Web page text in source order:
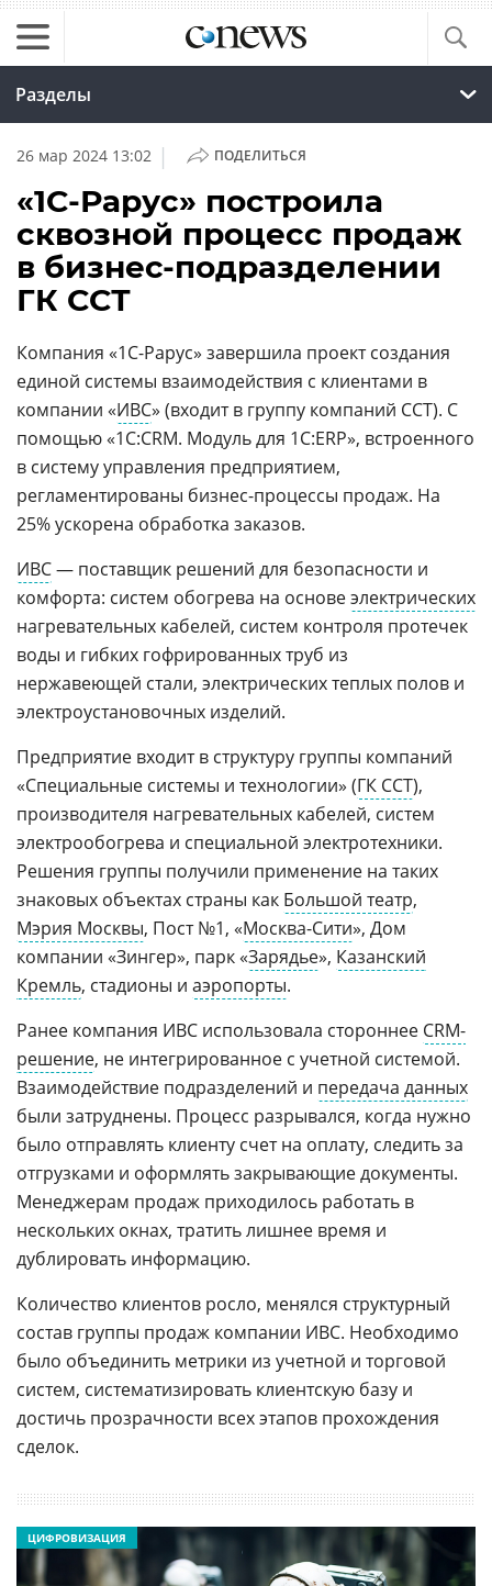
Разделы
26 мар 2024 13:02 | ПОДЕЛИТЬСЯ
«1С-Рарус» построила
сквозной процесс продаж
в бизнес‑подразделении
ГК ССТ
Компания «1С-Рарус» завершила проект создания
единой системы взаимодействия с клиентами в
компании «ИВС» (входит в группу компаний ССТ). С
помощью «1С:CRM. Модуль для 1C:ERP», встроенного
в систему управления предприятием,
регламентированы бизнес-процессы продаж. На
25% ускорена обработка заказов.
ИВС— поставщик решений для безопасности и
комфорта: систем обогрева на основеэлектрических
нагревательных кабелей, систем контроля протечек
воды и гибких гофрированных труб из
нержавеющей стали, электрических теплых полов и
электроустановочных изделий.
Предприятие входит в структуру группы компаний
«Специальные системы и технологии» (ГК ССТ),
производителя нагревательных кабелей, систем
электрообогрева и специальной электротехники.
Решения группы получили применение на таких
знаковых объектах страны как Большой театр,
Мэрия Москвы, Пост №1, «Москва-Сити», Дом
компании «Зингер», парк «Зарядье», Казанский
Кремль, стадионы и аэропорты.
Ранее компания ИВС использовала стороннее CRM-
решение, не интегрированное с учетной системой.
Взаимодействие подразделений и передача данных
были затруднены. Процесс разрывался, когда нужно
было отправлять клиенту счет на оплату, следить за
отгрузками и оформлять закрывающие документы.
Менеджерам продаж приходилось работать в
нескольких окнах, тратить лишнее время и
дублировать информацию.
Количество клиентов росло, менялся структурный
состав группы продаж компании ИВС. Необходимо
было объединить метрики из учетной и торговой
систем, систематизировать клиентскую базу и
достичь прозрачности всех этапов прохождения
сделок.
ЦИФРОВИЗАЦИЯ